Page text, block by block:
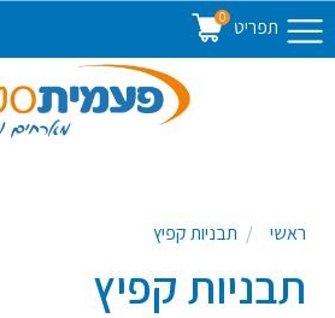
תפריט 0
ראשי תבניות קפיץ
תבניות קפיץ